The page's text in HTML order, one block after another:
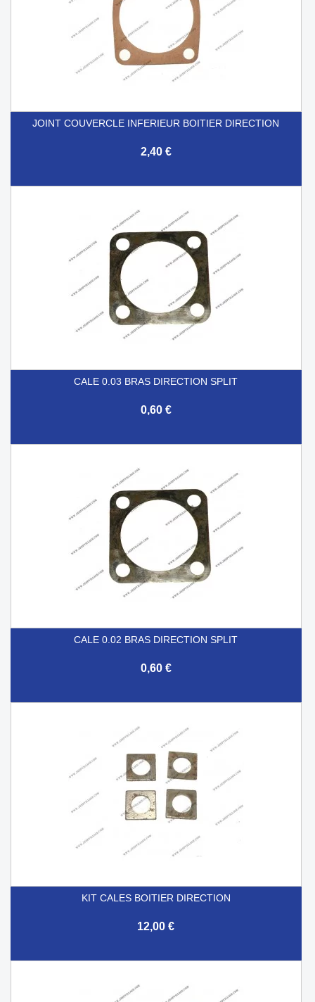
JOINT COUVERCLE INFERIEUR BOITIER DIRECTION
2,40 €
CALE 0.03 BRAS DIRECTION SPLIT
0,60 €
CALE 0.02 BRAS DIRECTION SPLIT
0,60 €
KIT CALES BOITIER DIRECTION
12,00 €